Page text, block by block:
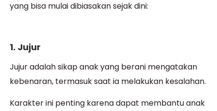
yang bisa mulai dibiasakan sejak dini:
1. Jujur
Jujur adalah sikap anak yang berani mengatakan
kebenaran, termasuk saat ia melakukan kesalahan.
Karakter ini penting karena dapat membantu anak